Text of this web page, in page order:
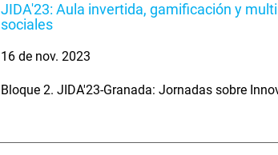
JIDA'23: Aula invertida, gamificación y
sociales
16 de nov. 2023
Bloque 2. JIDA'23-Granada: Jornadas sobre